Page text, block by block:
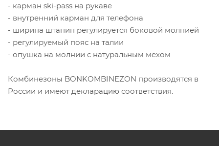
- карман ski-pass на рукаве
- внутренний карман для телефона
- ширина штанин регулируется боковой молнией
- регулируемый пояс на талии
- опушка на молнии с натуральным мехом
Комбинезоны BONKOMBINEZON производятся в
России и имеют декларацию соответствия.